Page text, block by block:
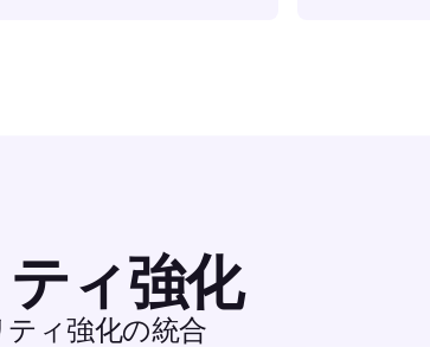
ィ強化
ィ強化の統合